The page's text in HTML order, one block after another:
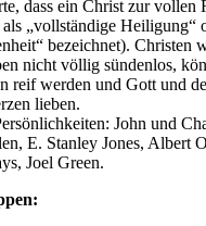
dass ein Christ zur vollen
„vollständige Heiligung“
bezeichnet). Christen
nicht völlig sündenlos,
reif werden und Gott und
lieben.
John und
E. Stanley Jones, Albert
Joel Green.